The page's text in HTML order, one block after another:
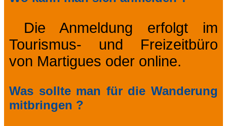
Die Anmeldung erfolgt im
Tourismus- und Freizeitbüro
von Martigues oder online.
Was sollte man für die Wanderung
mitbringen ?